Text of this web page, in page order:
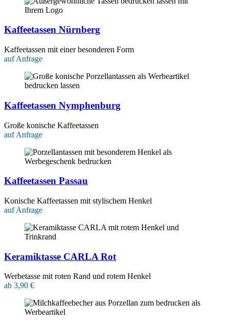
Kaffeetassen Nürnberg
Kaffeetassen mit einer besonderen Form
auf Anfrage
Kaffeetassen Nymphenburg
Große konische Kaffeetassen
auf Anfrage
Kaffeetassen Passau
Konische Kaffeetassen mit stylischem Henkel
auf Anfrage
Keramiktasse CARLA Rot
Werbetasse mit roten Rand und rotem Henkel
ab 3,90 €